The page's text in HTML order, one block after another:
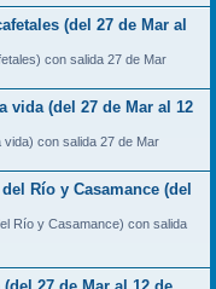
(del 27 de Mar al
con salida 27 de Mar
vida (del 27 de Mar al 12
con salida 27 de Mar
Río y Casamance (del
Río y Casamance) con salida